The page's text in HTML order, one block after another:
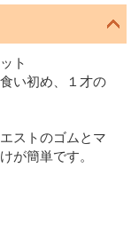
ト
い初め、１才の
ストのゴムとマ
が簡単です。